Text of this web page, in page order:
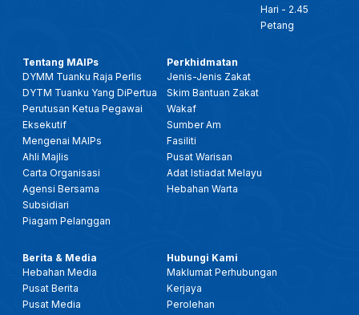
Hari - 2.45
Petang
Tentang MAIPs
DYMM Tuanku Raja Perlis
DYTM Tuanku Yang DiPertua
Perutusan Ketua Pegawai
Eksekutif
Mengenai MAIPs
Ahli Majlis
Carta Organisasi
Agensi Bersama
Subsidiari
Piagam Pelanggan
Perkhidmatan
Jenis-Jenis Zakat
Skim Bantuan Zakat
Wakaf
Sumber Am
Fasiliti
Pusat Warisan
Adat Istiadat Melayu
Hebahan Warta
Berita & Media
Hebahan Media
Pusat Berita
Pusat Media
Hubungi Kami
Maklumat Perhubungan
Kerjaya
Perolehan